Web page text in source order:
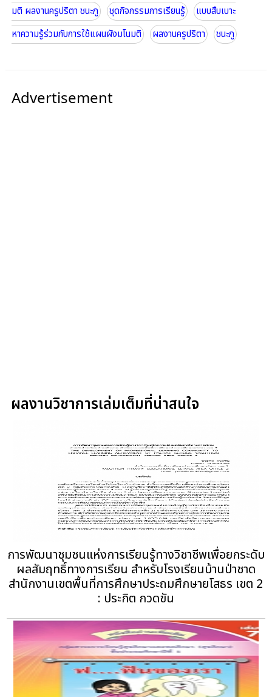
มติ ผลงานครูปริตา ชนะภู
ชุดกิจกรรมการเรียนรู้
แบบสืบเบาะ
หาความรู้ร่วมกับการใช้แผนผังมโนมติ
ผลงานครูปริตา ชนะภู
Advertisement
ผลงานวิชาการเล่มเต็มที่น่าสนใจ
การพัฒนาชุมชนแห่งการเรียนรู้ทางวิชาชีพเพื่อยกระดับ
ผลสัมฤทธิ์ทางการเรียน สำหรับโรงเรียนบ้านป่าชาด
สำนักงานเขตพื้นที่การศึกษาประถมศึกษายโสธร เขต 2
: ประกิต กวดขัน